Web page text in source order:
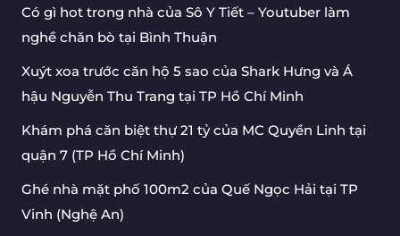
Có gì hot trong nhà của Sô Y Tiết – Youtuber làm
nghề chăn bò tại Bình Thuận
Xuýt xoa trước căn hộ 5 sao của Shark Hưng và Á
hậu Nguyễn Thu Trang tại TP Hồ Chí Minh
Khám phá căn biệt thự 21 tỷ của MC Quyền Linh tại
quận 7 (TP Hồ Chí Minh)
Ghé nhà mặt phố 100m2 của Quế Ngọc Hải tại TP
Vinh (Nghệ An)